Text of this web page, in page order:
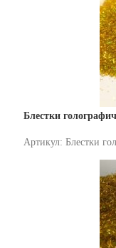
Блестки
Артикул: Блестки